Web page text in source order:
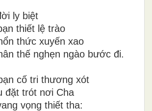
ly biệt
thiết lệ trào
thức xuyến xao
thế nghẹn ngào bước đi.
cố tri thương xót
đặt trót nơi Cha
vọng thiết tha: